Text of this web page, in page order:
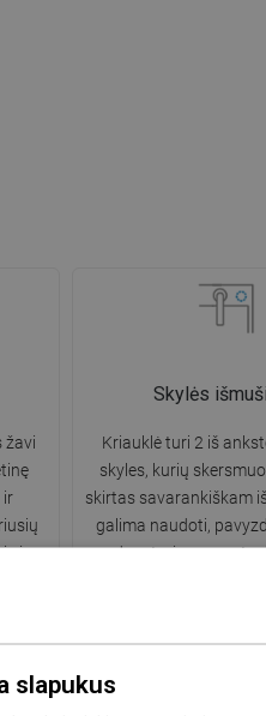
žavi
ir
ir
Skylės
Kriauklė turi 2 iš
skyles, kurių
skirtas savarankiškam
galima naudoti,
dozatoriaus
slapukus